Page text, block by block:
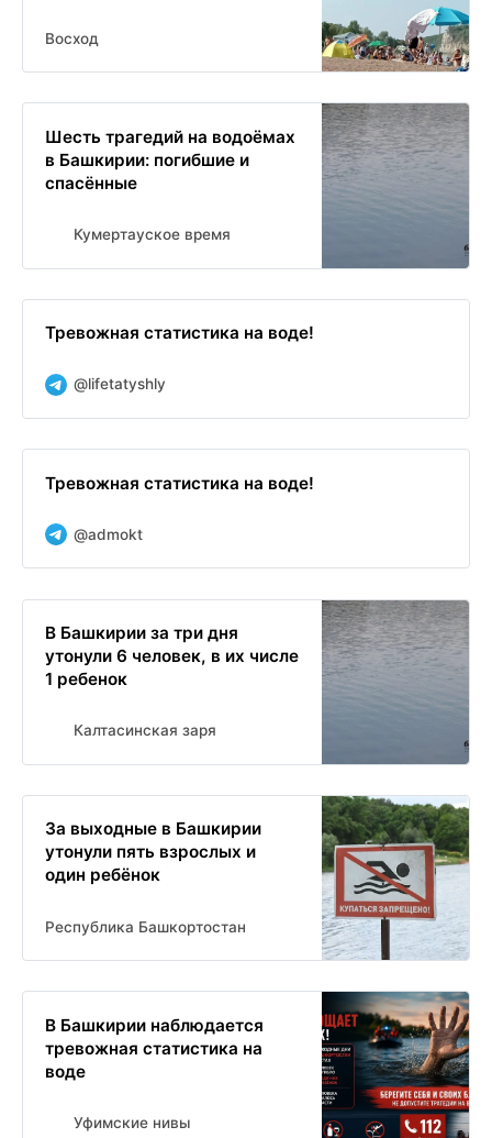
Восход
Шесть трагедий на водоёмах
в Башкирии: погибшие и
спасённые
Кумертауское время
Тревожная статистика на воде!
@lifetatyshly
Тревожная статистика на воде!
@admokt
В Башкирии за три дня
утонули 6 человек, в их числе
1 ребенок
Калтасинская заря
За выходные в Башкирии
утонули пять взрослых и
один ребёнок
Республика Башкортостан
В Башкирии наблюдается
тревожная статистика на
воде
Уфимские нивы